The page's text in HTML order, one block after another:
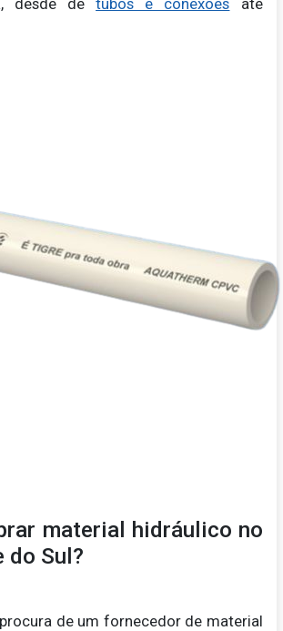
desde detubos e conexões até
material hidráulico no
do Sul?
de um fornecedor de material